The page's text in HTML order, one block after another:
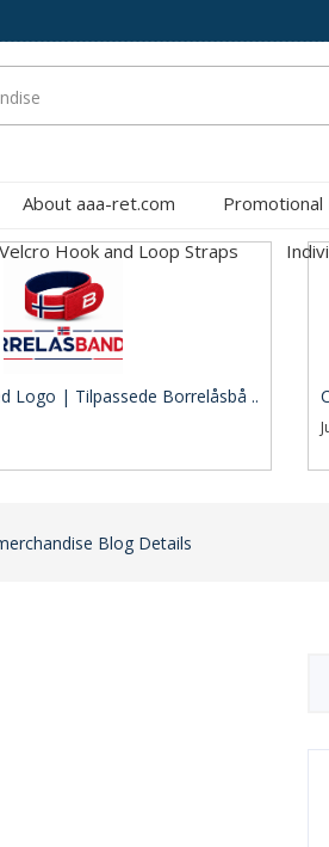
About aaa-ret.com Promotional
Hook and Loop Straps
Logo | Tilpassede Borrelåsbå ..
Blog Details